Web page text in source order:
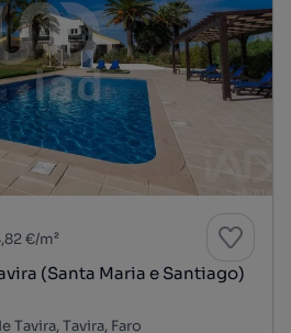
€/m²
(Santa Maria e Santiago)
Tavira, Tavira, Faro